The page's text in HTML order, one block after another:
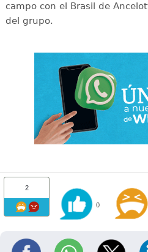
campo con el Brasil de
del grupo.
2
0